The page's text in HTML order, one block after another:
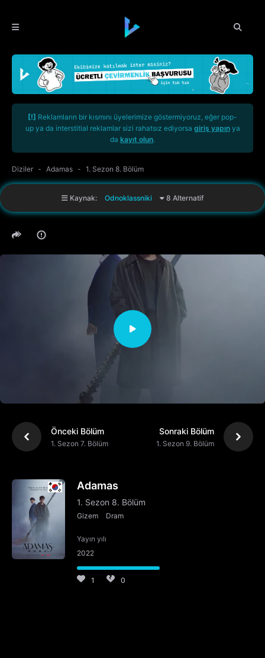
[!] Reklamların bir kısmını üyelerimize göstermiyoruz, eğer pop-
up ya da interstitial reklamlar sizi rahatsız ediyorsa giriş yapınya
da kayıt olun.
Diziler Adamas 1. Sezon 8. Bölüm
Kaynak: Odnoklassniki 8 Alternatif
Önceki Bölüm
1. Sezon 7. Bölüm
Sonraki Bölüm
1. Sezon 9. Bölüm
Adamas
1. Sezon 8. Bölüm
Gizem Dram
Yayın yılı
2022
1 0